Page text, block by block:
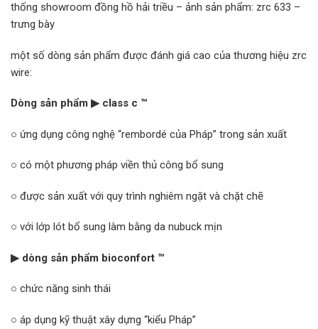
thống showroom đồng hồ hải triều – ảnh sản phẩm: zrc 633 –
trưng bày
một số dòng sản phẩm được đánh giá cao của thương hiệu zrc
wire:
Dòng sản phẩm ▶ class c ™
○ ứng dụng công nghệ “rembordé của Pháp” trong sản xuất
○ có một phương pháp viền thủ công bổ sung
○ được sản xuất với quy trình nghiêm ngặt và chặt chẽ
○ với lớp lót bổ sung làm bằng da nubuck mịn
▶ dòng sản phẩm bioconfort ™
○ chức năng sinh thái
○ áp dụng kỹ thuật xây dựng “kiểu Pháp”